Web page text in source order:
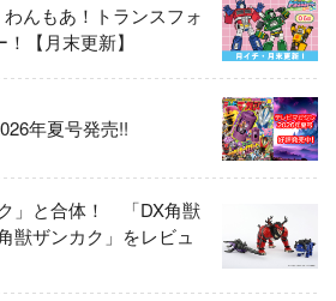
んもあ！トランスフォ
【月末更新】
年夏号発売!!
ク」と合体！ 「DX角獣
獣ザンカク」をレビュ